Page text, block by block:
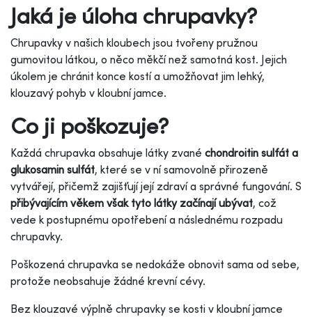
Jaká je úloha chrupavky?
Chrupavky v našich kloubech jsou tvořeny pružnou
gumovitou látkou, o něco měkčí než samotná kost. Jejich
úkolem je chránit konce kostí a umožňovat jim lehký,
klouzavý pohyb v kloubní jamce.
Co ji poškozuje?
Každá chrupavka obsahuje látky zvané chondroitin sulfát a
glukosamin sulfát, které se v ní samovolně přirozeně
vytvářejí, přičemž zajišťují její zdraví a správné fungování. S
přibývajícím věkem však tyto látky začínají ubývat, což
vede k postupnému opotřebení a následnému rozpadu
chrupavky.
Poškozená chrupavka se nedokáže obnovit sama od sebe,
protože neobsahuje žádné krevní cévy.
Bez klouzavé výplně chrupavky se kosti v kloubní jamce